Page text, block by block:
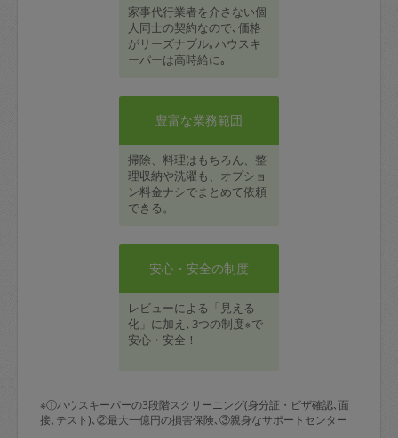
家事代行業者を介さない個
人同士の契約なので､価格
がリーズナブル｡ハウスキ
ーパーは高時給に｡
豊富な業務範囲
掃除、料理はもちろん、整
理収納や洗濯も、オプショ
ン料金ナシでまとめて依頼
できる。
安心・安全の制度
レビューによる「見える
化」に加え､3つの制度※で
安心・安全！
※①ハウスキーパーの3段階スクリーニング(身分証・ビザ確認､面
接､テスト)､②最大一億円の損害保険､③親身なサポートセンター